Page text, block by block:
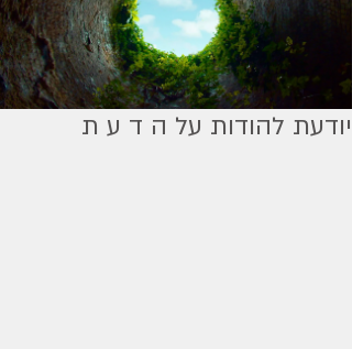
יודעת להודות על ה ד ע ת